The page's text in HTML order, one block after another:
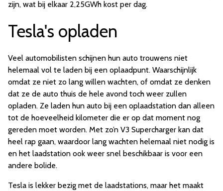
zijn, wat bij elkaar 2,25GWh kost per dag.
Tesla's opladen
Veel automobilisten schijnen hun auto trouwens niet
helemaal vol te laden bij een oplaadpunt. Waarschijnlijk
omdat ze niet zo lang willen wachten, of omdat ze denken
dat ze de auto thuis de hele avond toch weer zullen
opladen. Ze laden hun auto bij een oplaadstation dan alleen
tot de hoeveelheid kilometer die er op dat moment nog
gereden moet worden. Met zo’n V3 Supercharger kan dat
heel rap gaan, waardoor lang wachten helemaal niet nodig is
en het laadstation ook weer snel beschikbaar is voor een
andere bolide.
Tesla is lekker bezig met de laadstations, maar het maakt